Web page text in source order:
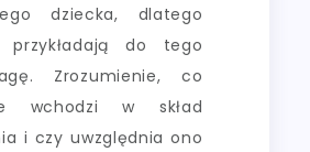
dziecka, dlatego
przykładają do tego
Zrozumienie, co
wchodzi w skład
i czy uwzględnia ono